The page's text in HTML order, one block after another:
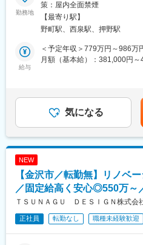
企画を進めていきます！
■キャリア：
す。その後、営業戦略の策定
や育成に携わっていただきま
※評価制度…「業績」と「過
り、過程までしっかり評価さ
買取再販営業：2名在籍（係長
◆報告・連絡・相談・確認が
ンが活発
・年休111日（水曜固定休み＋
・平均有休取得8.16日（2024
金沢市を中心に不動産売買・
関わる幅広いサービスを提供
をお任せします！
■採用背景：
■仕事内容
反響営業がメインとなるため
ど）
・アポイント・現地調査（お
・見積・提案（最適なリフォー
・営業戦略・育成・マネジメ
勤務地
策：屋内全面禁煙
【最寄り駅】
野町駅、西泉駅、押野駅
給与
＜予定年収＞779万円～986万
月額（基本給）：381,000円
業手当＞有＜給与補足＞■固
割り増し分が支払われます。
年2回（1月・7月）■役職手当
までも目安の金額であり、選
す。月給(月額)は固定手当を含
気になる
NEW
【金沢市／転勤無】リノベ
／固定給高く安心◎550万
ＴＳＵＮＡＧＵ ＤＥＳＩＧＮ株式会
正社員 転勤なし 職種未経験歓迎